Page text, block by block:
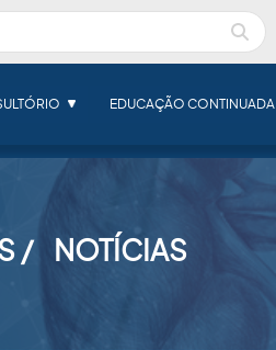
EDUCAÇÃO CONTINUADA
NOTÍCIAS